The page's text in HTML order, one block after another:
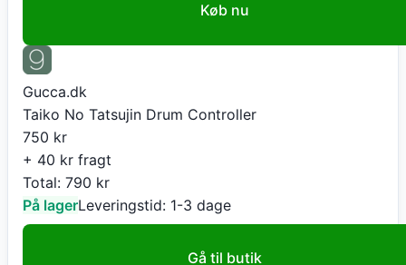
Køb nu
Gucca.dk
Taiko No Tatsujin Drum Controller
750 kr
+ 40 kr fragt
Total: 790 kr
På lagerLeveringstid: 1-3 dage
Gå til butik